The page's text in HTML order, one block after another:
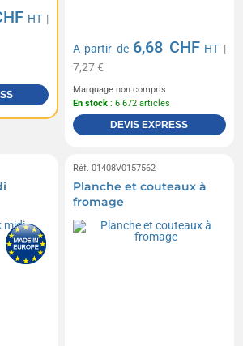
HT |
A partir de 6,68 CHF HT |
7,27 €
Marquage non compris
En stock : 6 672 articles
DEVIS EXPRESS
Réf. 01408V0157562
Planche et couteaux à
fromage